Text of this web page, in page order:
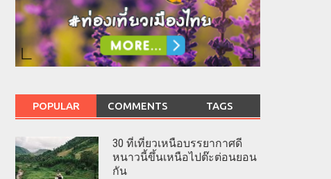
POPULAR COMMENTS TAGS
30 ที่เที่ยวเหนือบรรยากาศดี
หนาวนี้ขึ้นเหนือไปต๊ะต่อนยอน
กัน